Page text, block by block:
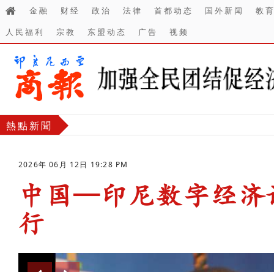
金融 财经 政治 法律 首都动态 国外新闻
教
人民福利
宗教 东盟动态 广告 视频
熱點新聞
2026年 06月 12日 19:28 PM
中国—印尼数字经济
行